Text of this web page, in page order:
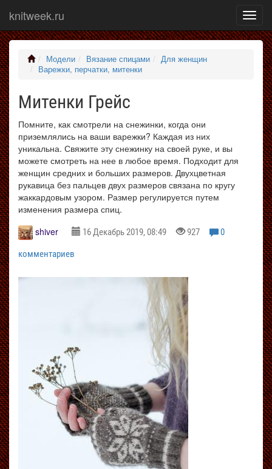
меню
knitweek.ru
Модели Вязание спицами
Для женщин
Варежки, перчатки, митенки
Митенки Грейс
Помните, как смотрели на снежинки, когда они
приземлялись на ваши варежки? Каждая из них
уникальна. Свяжите эту снежинку на своей руке, и вы
можете смотреть на нее в любое время. Подходит для
женщин средних и больших размеров. Двухцветная
рукавица без пальцев двух размеров связана по кругу
жаккардовым узором. Размер регулируется путем
изменения размера спиц.
shiver
16 Декабрь 2019, 08:49 927
0
комментариев